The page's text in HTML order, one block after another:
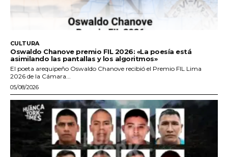
CULTURA
Oswaldo Chanove premio FIL 2026: «La poesía está
asimilando las pantallas y los algoritmos»
El poeta arequipeño Oswaldo Chanove recibió el Premio FIL Lima
2026 de la Cámara...
05/08/2026